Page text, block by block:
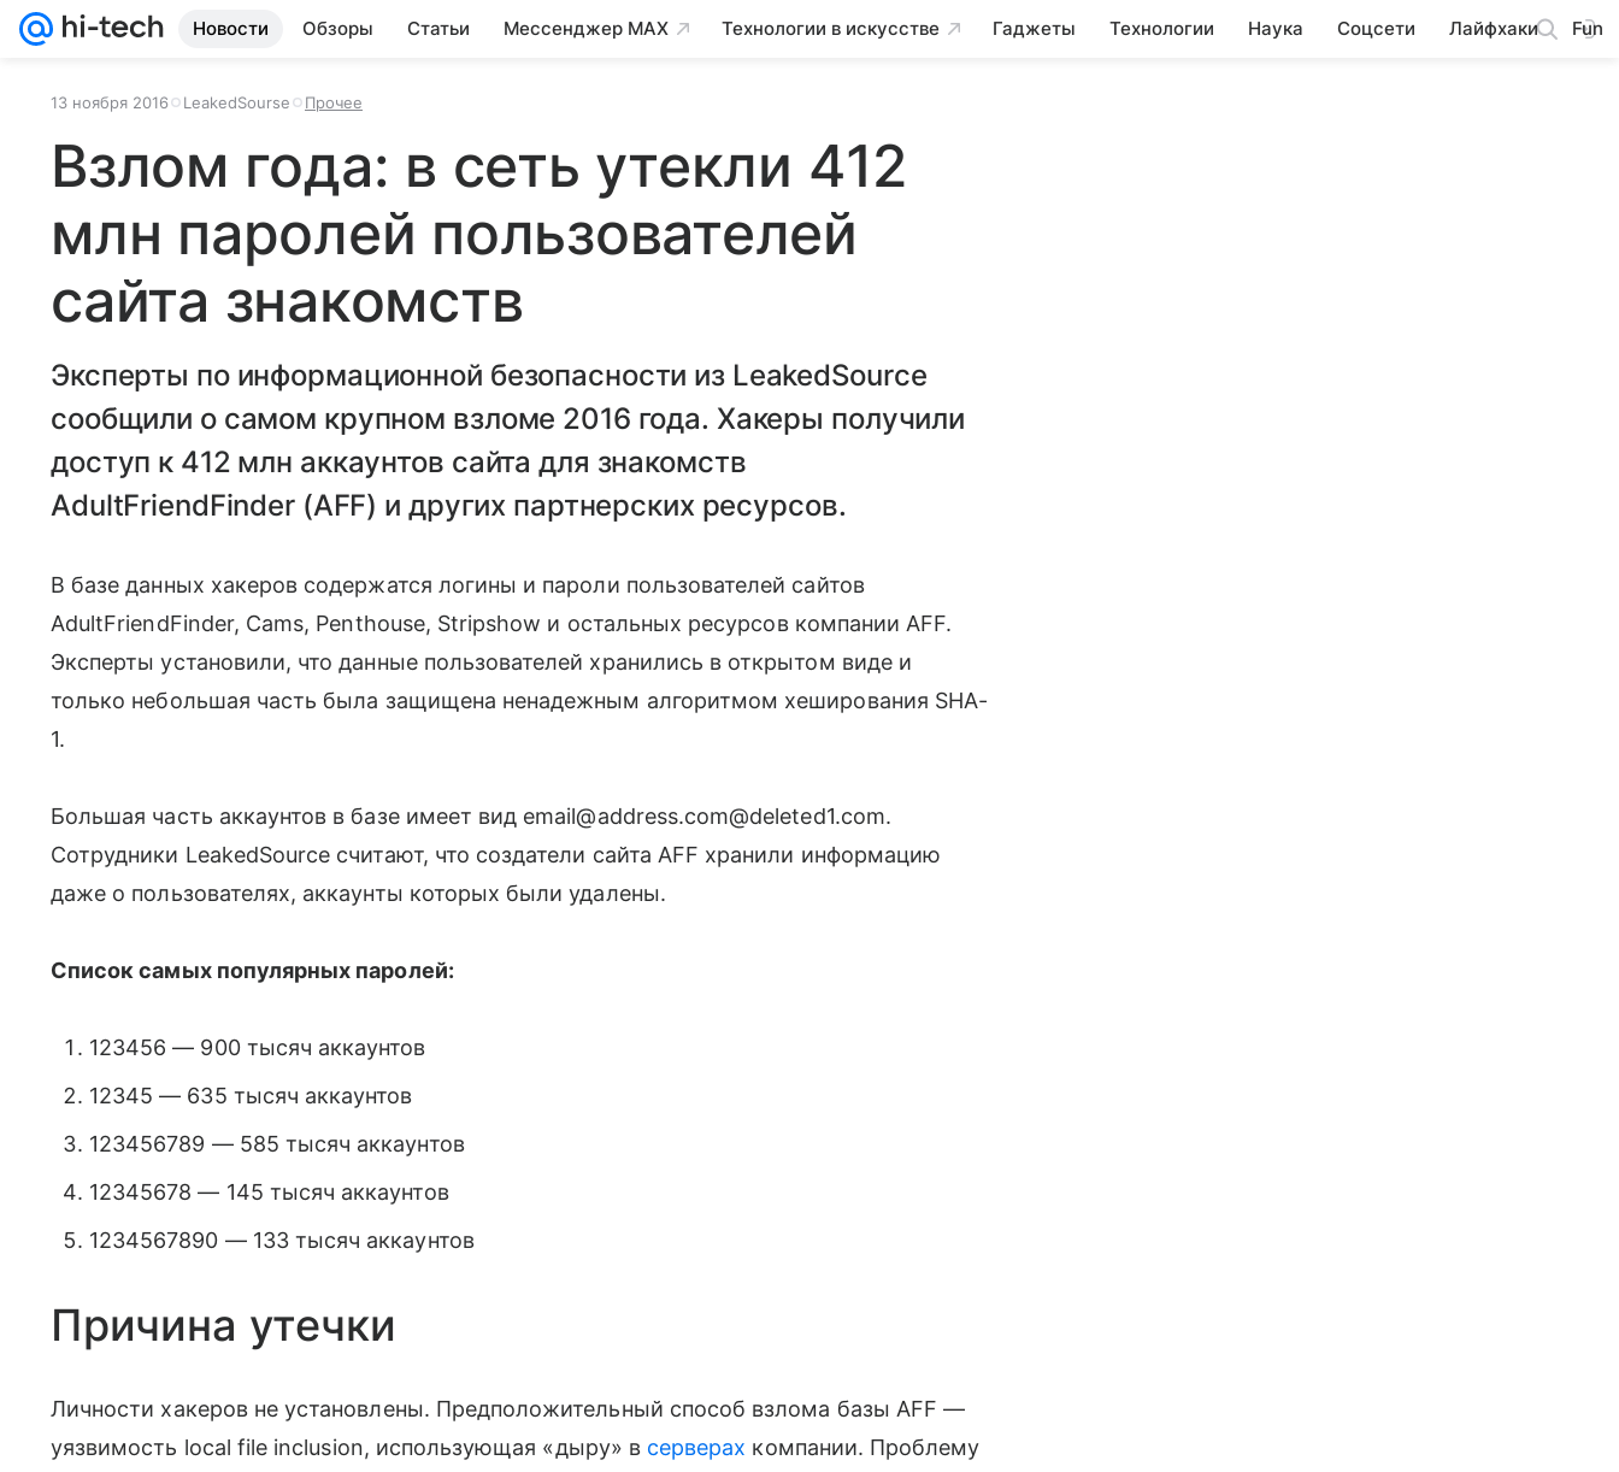
Новости Обзоры Статьи Мессенджер MAX Технологии в искусстве Гаджеты Технологии Наука Соцсети Лайфхаки Fun
13 ноября 2016 LeakedSourse Прочее
Взлом года: в сеть утекли 412
млн паролей пользователей
сайта знакомств
Эксперты по информационной безопасности из LeakedSource
сообщили о самом крупном взломе 2016 года. Хакеры получили
доступ к 412 млн аккаунтов сайта для знакомств
AdultFriendFinder (AFF) и других партнерских ресурсов.
В базе данных хакеров содержатся логины и пароли пользователей сайтов
AdultFriendFinder, Cams, Penthouse, Stripshow и остальных ресурсов компании AFF.
Эксперты установили, что данные пользователей хранились в открытом виде и
только небольшая часть была защищена ненадежным алгоритмом хеширования SHA-
1.
Большая часть аккаунтов в базе имеет вид email@address.com@deleted1.com.
Сотрудники LeakedSourсe считают, что создатели сайта AFF хранили информацию
даже о пользователях, аккаунты которых были удалены.
Список самых популярных паролей:
123456 — 900 тысяч аккаунтов
12345 — 635 тысяч аккаунтов
123456789 — 585 тысяч аккаунтов
12345678 — 145 тысяч аккаунтов
1234567890 — 133 тысяч аккаунтов
Причина утечки
Личности хакеров не установлены. Предположительный способ взлома базы AFF —
уязвимость local file inclusion, использующая «дыру» в серверах компании. Проблему